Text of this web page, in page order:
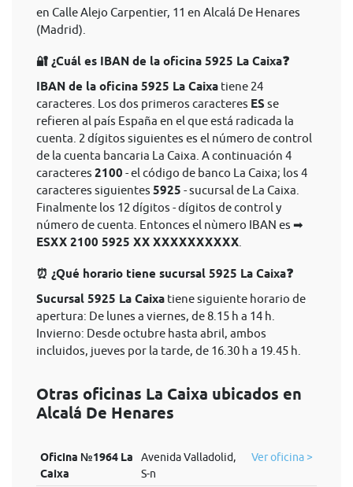
en Calle Alejo Carpentier, 11 en Alcalá De Henares
(Madrid).
🔐 ¿Cuál es IBAN de la oficina 5925 La Caixa❓
IBAN de la oficina 5925 La Caixa tiene 24
caracteres. Los dos primeros caracteres ES se
refieren al país España en el que está radicada la
cuenta. 2 dígitos siguientes es el número de control
de la cuenta bancaria La Caixa. A continuación 4
caracteres 2100 - el código de banco La Caixa; los 4
caracteres siguientes 5925 - sucursal de La Caixa.
Finalmente los 12 dígitos - dígitos de control y
número de cuenta. Entonces el nùmero IBAN es ➡
ESXX 2100 5925 XX XXXXXXXXXX
⏰ ¿Qué horario tiene sucursal 5925 La Caixa❓
Sucursal 5925 La Caixa tiene siguiente horario de
apertura: De lunes a viernes, de 8.15 h a 14 h.
Invierno: Desde octubre hasta abril, ambos
incluidos, jueves por la tarde, de 16.30 h a 19.45 h.
Otras oficinas La Caixa ubicados en
Alcalá De Henares
Oficina №1964 La
Caixa
Avenida Valladolid,
S-n
Ver oficina >